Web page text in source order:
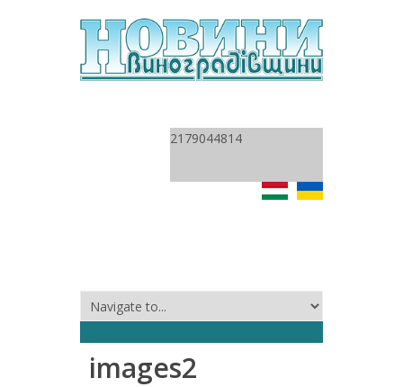
2179044814
images2